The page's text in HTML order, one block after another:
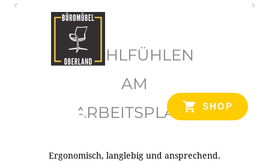
SHOP
WOHLFÜHLEN
AM
ARBEITSPLATZ
Ergonomisch, langlebig und ansprechend.